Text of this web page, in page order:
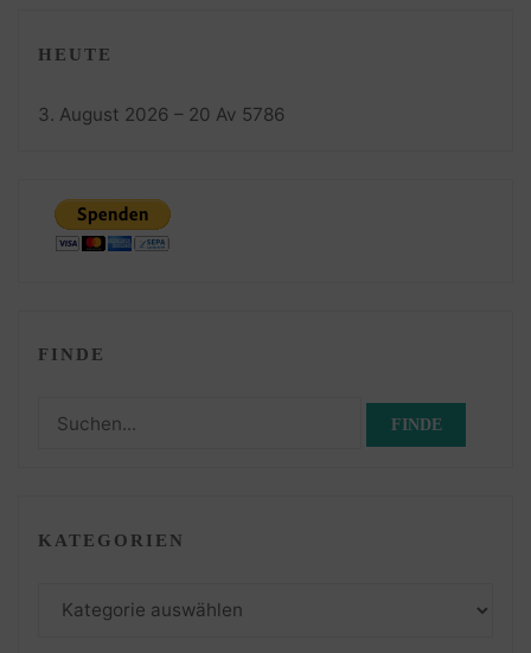
HEUTE
3. August 2026 – 20 Av 5786
FINDE
Suchen
KATEGORIEN
Kategorien